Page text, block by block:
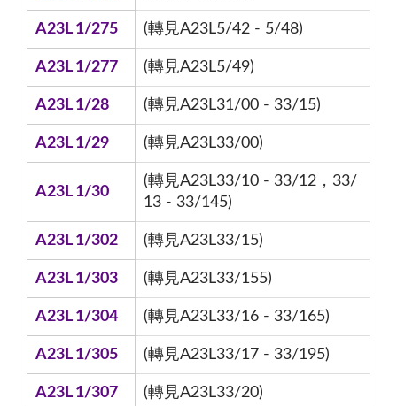
A23L 1/275 (轉見A23L5/42 - 5/48)
A23L 1/277 (轉見A23L5/49)
A23L 1/28 (轉見A23L31/00 - 33/15)
A23L 1/29 (轉見A23L33/00)
A23L 1/30
(轉見A23L33/10 - 33/12，33/
13 - 33/145)
A23L 1/302 (轉見A23L33/15)
A23L 1/303 (轉見A23L33/155)
A23L 1/304 (轉見A23L33/16 - 33/165)
A23L 1/305 (轉見A23L33/17 - 33/195)
A23L 1/307 (轉見A23L33/20)